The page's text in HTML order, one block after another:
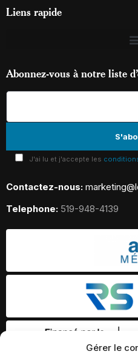
Gérer le
Liens rapide
Abonnez-vous à notre liste
J'ai lu et j'accepte les
Contactez-nous:
Telephone: 519-948-4139